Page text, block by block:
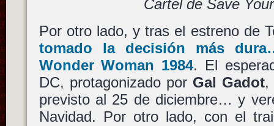
Cartel de Save
Por otro lado, y tras el estreno de
tomado la decisión más
Wonder Woman 1984. El
DC, protagonizado por Gal Gadot,
previsto al 25 de diciembre… y
Navidad. Por otro lado, con el